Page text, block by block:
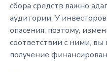
сбора средств важно
аудитории. У
опасения, поэтому,
соответствии с ними,
получение